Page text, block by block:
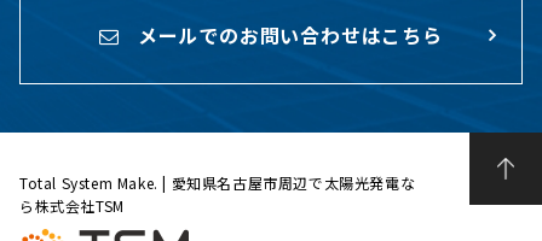
メールでのお問い合わせはこちら
Total System Make. | 愛知県名古屋市周辺で太陽光発電な
ら株式会社TSM